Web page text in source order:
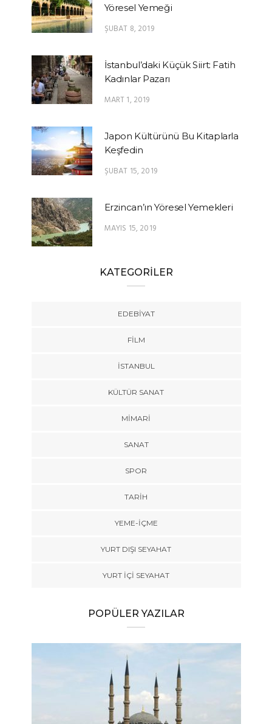
Yöresel Yemeği
ŞUBAT 8, 2019
İstanbul’daki Küçük Siirt: Fatih
Kadınlar Pazarı
MART 1, 2019
Japon Kültürünü Bu Kitaplarla
Keşfedin
ŞUBAT 15, 2019
Erzincan’ın Yöresel Yemekleri
MAYIS 15, 2019
KATEGORİLER
EDEBIYAT
FILM
İSTANBUL
KÜLTÜR SANAT
MIMARI
SANAT
SPOR
TARİH
YEME-İÇME
YURT DIŞI SEYAHAT
YURT İÇİ SEYAHAT
POPÜLER YAZILAR